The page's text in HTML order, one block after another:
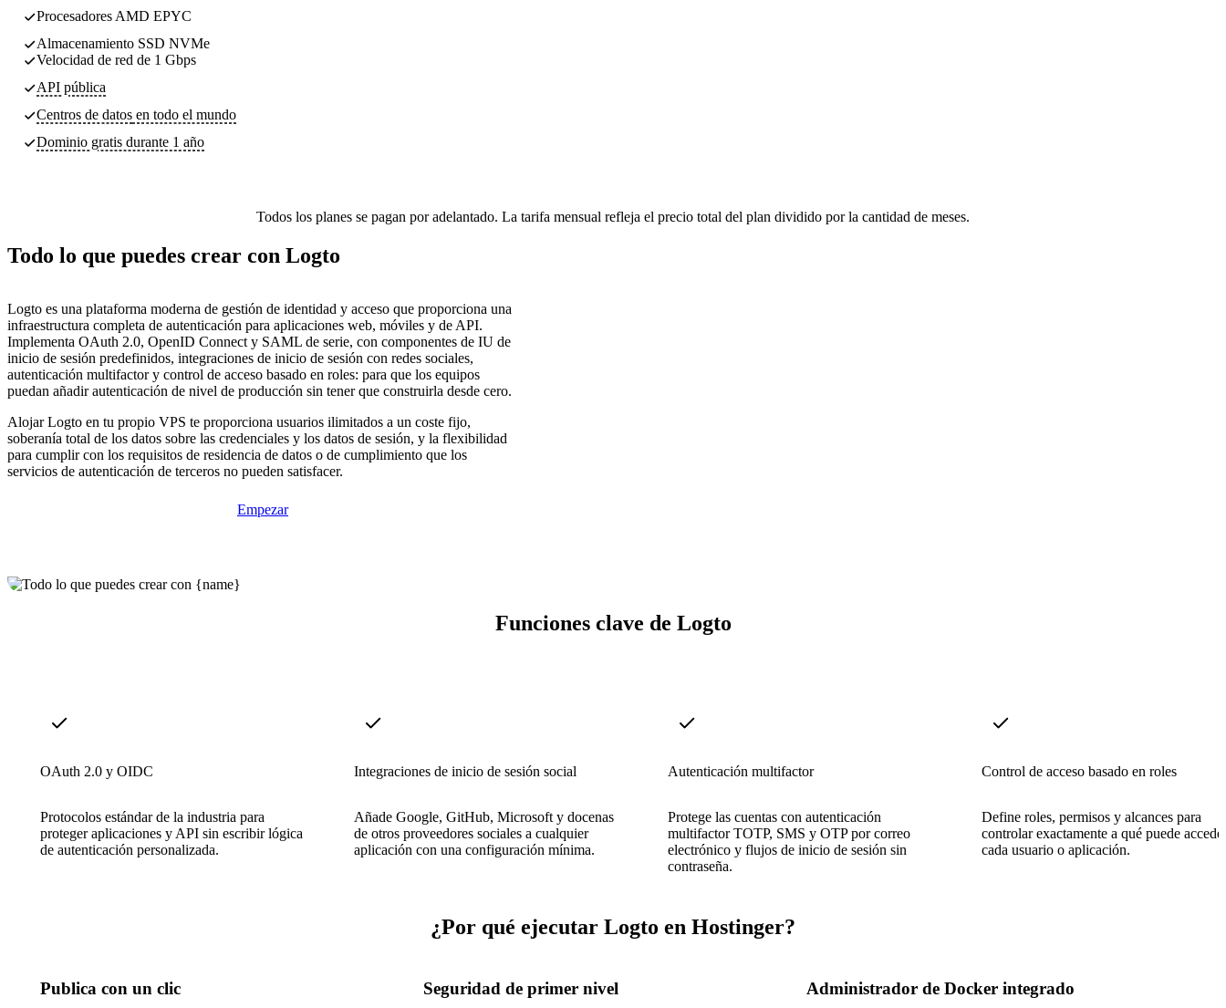
Procesadores AMD EPYC
Almacenamiento SSD NVMe
Velocidad de red de 1 Gbps
API pública
Centros de datos en todo el mundo
Dominio gratis durante 1 año
Todos los planes se pagan por adelantado. La tarifa mensual refleja el precio total del plan dividido por la cantidad de meses.
Todo lo que puedes crear con Logto
Logto es una plataforma moderna de gestión de identidad y acceso que proporciona una
infraestructura completa de autenticación para aplicaciones web, móviles y de API.
Implementa OAuth 2.0, OpenID Connect y SAML de serie, con componentes de IU de
inicio de sesión predefinidos, integraciones de inicio de sesión con redes sociales,
autenticación multifactor y control de acceso basado en roles: para que los equipos
puedan añadir autenticación de nivel de producción sin tener que construirla desde cero.
Alojar Logto en tu propio VPS te proporciona usuarios ilimitados a un coste fijo,
soberanía total de los datos sobre las credenciales y los datos de sesión, y la flexibilidad
para cumplir con los requisitos de residencia de datos o de cumplimiento que los
servicios de autenticación de terceros no pueden satisfacer.
Empezar
Funciones clave de Logto
OAuth 2.0 y OIDC
Protocolos estándar de la industria para
proteger aplicaciones y API sin escribir lógica
de autenticación personalizada.
Integraciones de inicio de sesión social
Añade Google, GitHub, Microsoft y docenas
de otros proveedores sociales a cualquier
aplicación con una configuración mínima.
Autenticación multifactor
Protege las cuentas con autenticación
multifactor TOTP, SMS y OTP por correo
electrónico y flujos de inicio de sesión sin
contraseña.
Control de acceso basado en roles
Define roles, permisos y alcances para
controlar exactamente a qué puede
cada usuario o aplicación.
¿Por qué ejecutar Logto en Hostinger?
Publica con un clic Seguridad de primer nivel Administrador de Docker integrado